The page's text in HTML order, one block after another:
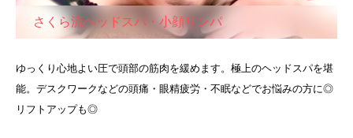
さくら流ヘッドスパ・小顔リンパ
ゆっくり心地よい圧で頭部の筋肉を緩めます。極上のヘッドスパを堪
能。デスクワークなどの頭痛・眼精疲労・不眠などでお悩みの方に◎
リフトアップも◎